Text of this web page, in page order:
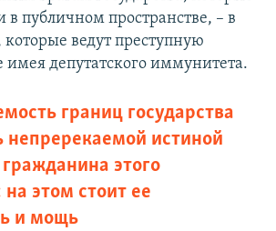
в публичном пространстве, – в
ведут преступную
имея депутатского иммунитета.
границ государства
истиной
этого
на этом стоит ее
и мощь